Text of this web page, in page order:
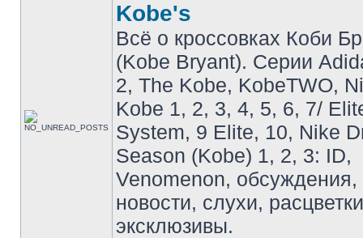
Kobe's
Всё о кроссовках Коби
(Kobe Bryant). Серии
2, The Kobe, KobeTWO,
Kobe 1, 2, 3, 4, 5, 6, 7/
System, 9 Elite, 10, Nike
Season (Kobe) 1, 2, 3: ID,
Venomenon,
новости, слухи,
эксклюзивы.